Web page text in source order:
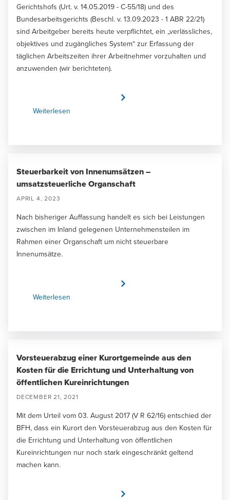
Gerichtshofs (Urt. v. 14.05.2019 - C-55/18) und des
Bundesarbeitsgerichts (Beschl. v. 13.09.2023 - 1 ABR 22/21)
sind Arbeitgeber bereits heute verpflichtet, ein „verlässliches,
objektives und zugängliches System“ zur Erfassung der
täglichen Arbeitszeiten ihrer Arbeitnehmer vorzuhalten und
anzuwenden (wir berichteten).
Weiterlesen
Steuerbarkeit von Innenumsätzen –
umsatzsteuerliche Organschaft
APRIL 4, 2023
Nach bisheriger Auffassung handelt es sich bei Leistungen
zwischen im Inland gelegenen Unternehmensteilen im
Rahmen einer Organschaft um nicht steuerbare
Innenumsätze.
Weiterlesen
Vorsteuerabzug einer Kurortgemeinde aus den
Kosten für die Errichtung und Unterhaltung von
öffentlichen Kureinrichtungen
DECEMBER 21, 2021
Mit dem Urteil vom 03. August 2017 (V R 62/16) entschied der
BFH, dass ein Kurort den Vorsteuerabzug aus den Kosten für
die Errichtung und Unterhaltung von öffentlichen
Kureinrichtungen nur noch stark eingeschränkt geltend
machen kann.